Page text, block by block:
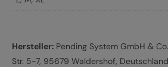
Hersteller: Pending System GmbH &
Str. 5-7, 95679 Waldershof,